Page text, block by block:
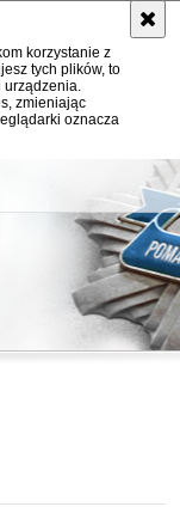
korzystanie z
tych plików, to
urządzenia.
zmieniając
oznacza